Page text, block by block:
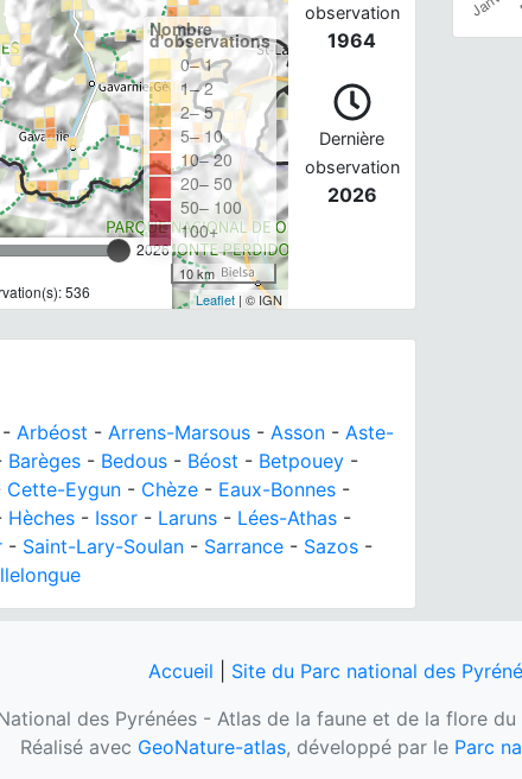
2026
536
Nombre
d'observations
0– 1
1– 2
2– 5
5– 10
10– 20
20– 50
50– 100
100+
10 km
Leaflet| © IGN
observation
1964
Dernière
observation
2026
- Arbéost - Arrens-Marsous - Asson - Aste-
Barèges - Bedous - Béost - Betpouey -
Cette-Eygun - Chèze - Eaux-Bonnes -
Hèches - Issor - Laruns - Lées-Athas -
- Saint-Lary-Soulan - Sarrance - Sazos -
Accueil
Site du Parc national des
des Pyrénées - Atlas de la faune et de la flore
Réalisé avec GeoNature-atlas, développé par le Parc